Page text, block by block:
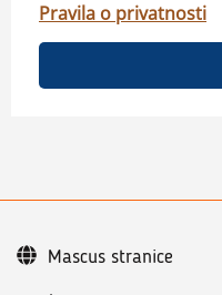
Pravila o privatnosti
Mascus stranice